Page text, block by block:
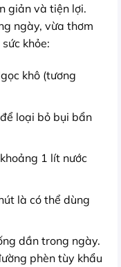
giản và tiện lợi.
ngày, vừa thơm
khỏe:
khô (tương
loại bỏ bụi bẩn
1 lít nước
là có thể dùng
dần trong ngày.
phèn tùy khẩu